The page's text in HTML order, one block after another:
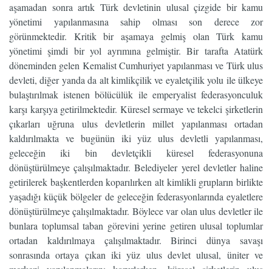
aşamadan sonra artık Türk devletinin ulusal çizgide bir kamu
yönetimi yapılanmasına sahip olması son derece zor
görünmektedir. Kritik bir aşamaya gelmiş olan Türk kamu
yönetimi şimdi bir yol ayrımına gelmiştir. Bir tarafta Atatürk
döneminden gelen Kemalist Cumhuriyet yapılanması ve Türk ulus
devleti, diğer yanda da alt kimlikçilik ve eyaletçilik yolu ile ülkeye
bulaştırılmak istenen bölücülük ile emperyalist federasyonculuk
karşı karşıya getirilmektedir. Küresel sermaye ve tekelci şirketlerin
çıkarları uğruna ulus devletlerin millet yapılanması ortadan
kaldırılmakta ve bugünün iki yüz ulus devletli yapılanması,
geleceğin iki bin devletçikli küresel federasyonuna
dönüştürülmeye çalışılmaktadır. Belediyeler yerel devletler haline
getirilerek başkentlerden koparılırken alt kimlikli grupların birlikte
yaşadığı küçük bölgeler de geleceğin federasyonlarında eyaletlere
dönüştürülmeye çalışılmaktadır. Böylece var olan ulus devletler ile
bunlara toplumsal taban görevini yerine getiren ulusal toplumlar
ortadan kaldırılmaya çalışılmaktadır. Birinci dünya savaşı
sonrasında ortaya çıkan iki yüz ulus devlet ulusal, üniter ve